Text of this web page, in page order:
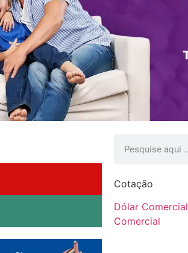
Cotação
Dólar Comercial
Comercial